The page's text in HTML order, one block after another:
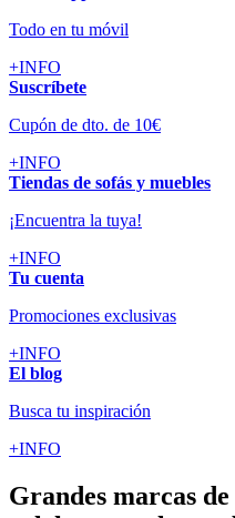
Todo en tu móvil
+INFO
Suscríbete
Cupón de dto. de 10€
+INFO
Tiendas de sofás y muebles
¡Encuentra la tuya!
+INFO
Tu cuenta
Promociones exclusivas
+INFO
El blog
Busca tu inspiración
+INFO
Grandes marcas de